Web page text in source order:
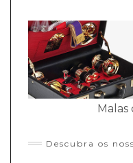
Malas
Descubra os